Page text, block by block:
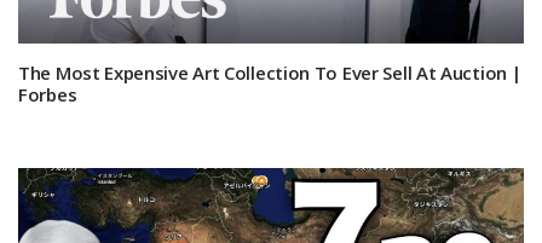
The Most Expensive Art Collection To Ever Sell At Auction |
Forbes